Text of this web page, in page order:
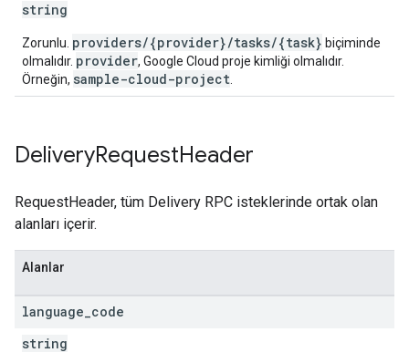
string
Zorunlu. providers/{provider}/tasks/{task} biçiminde
olmalıdır. provider, Google Cloud proje kimliği olmalıdır.
Örneğin, sample-cloud-project
DeliveryRequestHeader
RequestHeader, tüm Delivery RPC isteklerinde ortak olan
alanları içerir.
Alanlar
language code
string